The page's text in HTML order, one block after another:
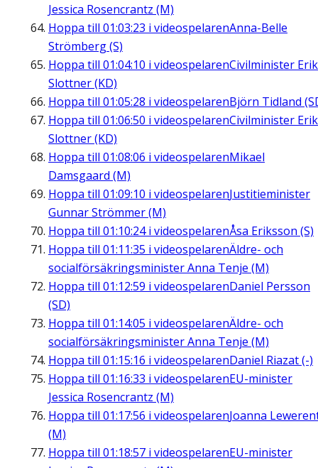
Jessica Rosencrantz (M)
Hoppa till 01:03:23 i videospelarenAnna-Belle
Strömberg (S)
Hoppa till 01:04:10 i videospelarenCivilminister Erik
Slottner (KD)
Hoppa till 01:05:28 i videospelarenBjörn Tidland
Hoppa till 01:06:50 i videospelarenCivilminister Erik
Slottner (KD)
Hoppa till 01:08:06 i videospelarenMikael
Damsgaard (M)
Hoppa till 01:09:10 i videospelarenJustitieminister
Gunnar Strömmer (M)
Hoppa till 01:10:24i videospelarenÅsa Eriksson (S)
Hoppa till 01:11:35 i videospelarenÄldre- och
socialförsäkringsminister Anna Tenje (M)
Hoppa till 01:12:59 i videospelarenDaniel Persson
(SD)
Hoppa till 01:14:05 i videospelarenÄldre- och
socialförsäkringsminister Anna Tenje (M)
Hoppa till 01:15:16 i videospelarenDaniel Riazat (-)
Hoppa till 01:16:33 i videospelarenEU-minister
Jessica Rosencrantz (M)
Hoppa till 01:17:56 i videospelarenJoanna
(M)
Hoppa till 01:18:57 i videospelarenEU-minister